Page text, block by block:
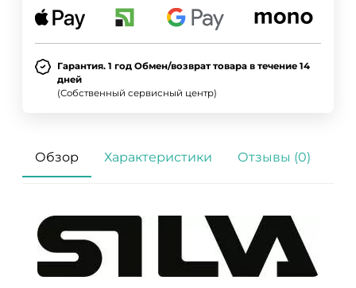
Гарантия. 1 год Обмен/возврат товара в течение 14
дней
(Собственный сервисный центр)
Обзор Характеристики Отзывы (0)